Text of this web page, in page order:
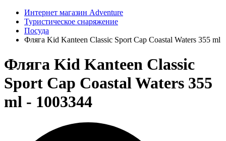
Интернет магазин Adventure
Туристическое снаряжение
Посуда
Фляга Kid Kanteen Classic Sport Cap Coastal Waters 355 ml
Фляга Kid Kanteen Classic
Sport Cap Coastal Waters 355
ml - 1003344